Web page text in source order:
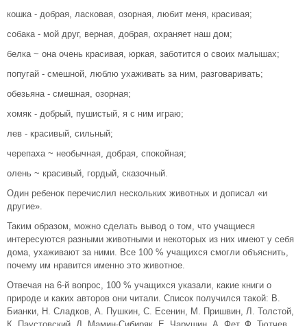
кошка - добрая, ласковая, озорная, любит меня, красивая;
собака - мой друг, верная, добрая, охраняет наш дом;
белка ~ она очень красивая, юркая, заботится о своих малышах;
попугай - смешной, люблю ухаживать за ним, разговаривать;
обезьяна - смешная, озорная;
хомяк - добрый, пушистый, я с ним играю;
лев - красивый, сильный;
черепаха ~ необычная, добрая, спокойная;
олень ~ красивый, гордый, сказочный.
Один ребенок перечислил нескольких животных и дописал «и
другие».
Таким образом, можно сделать вывод о том, что учащиеся
интересуются разными животными и некоторых из них имеют у себя
дома, ухаживают за ними. Все 100 % учащихся смогли объяснить,
почему им нравится именно это животное.
Отвечая на 6-й вопрос, 100 % учащихся указали, какие книги о
природе и каких авторов они читали. Список получился такой: В.
Бианки, Н. Сладков, А. Пушкин, С. Есенин, М. Пришвин, Л. Толстой,